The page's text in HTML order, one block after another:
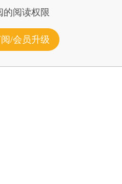
阅读权限
/会员升级